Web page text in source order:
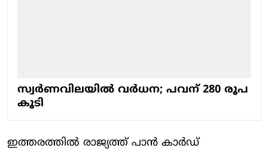
സ്വര്‍ണവിലയില്‍ വര്‍ധന; പവന് 280 രൂപ
കൂടി
ഇത്തരത്തില്‍ രാജ്യത്ത് പാന്‍ കാര്‍ഡ്